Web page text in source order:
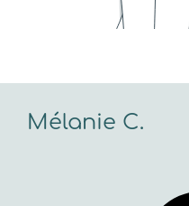
Mélanie C.